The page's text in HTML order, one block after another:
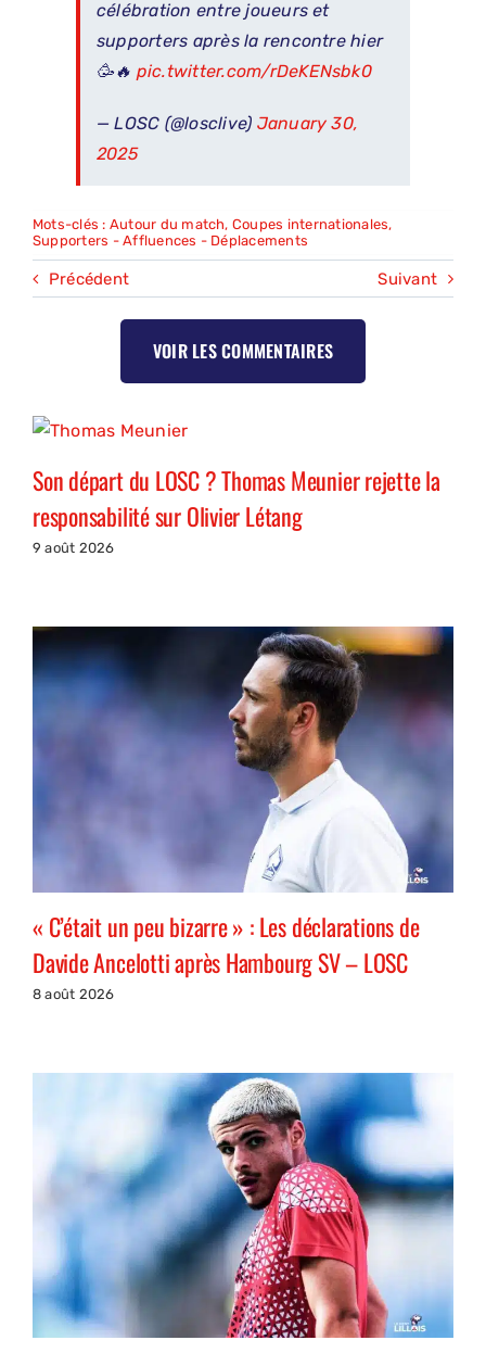
célébration entre joueurs et
supporters après la rencontre hier
🥳🔥 pic.twitter.com/rDeKENsbk0
— LOSC (@losclive) January 30,
2025
Mots-clés : Autour du match, Coupes internationales,
Supporters - Affluences - Déplacements
Précédent Suivant
VOIR LES COMMENTAIRES
Son départ du LOSC ? Thomas Meunier rejette la
responsabilité sur Olivier Létang
9 août 2026
« C’était un peu bizarre » : Les déclarations de
Davide Ancelotti après Hambourg SV – LOSC
8 août 2026